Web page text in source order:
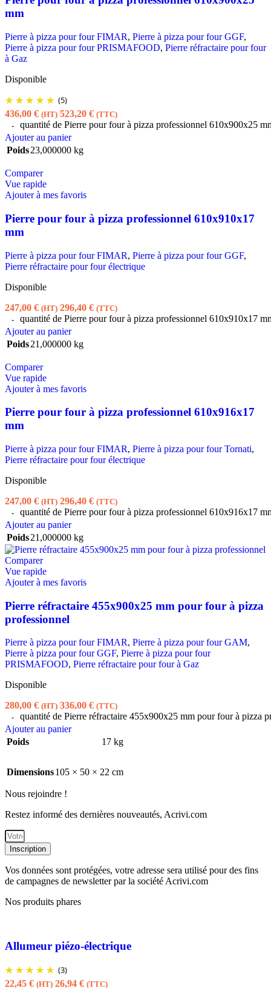
mm
Pierre à pizza pour four FIMAR, Pierre à pizza pour four GGF,
Pierre à pizza pour four PRISMAFOOD, Pierre réfractaire pour four
à Gaz
Disponible
(5)
436,00 € (HT) 523,20 € (TTC)
quantité de Pierre pour four à pizza professionnel 610x900x25
Ajouter au panier
Poids23,000000 kg
Comparer
Vue rapide
Ajouter à mes favoris
Pierre pour four à pizza professionnel 610x910x17
mm
Pierre à pizza pour four FIMAR, Pierre à pizza pour four GGF,
Pierre réfractaire pour four électrique
Disponible
247,00 € (HT) 296,40 € (TTC)
quantité de Pierre pour four à pizza professionnel 610x910x17
Ajouter au panier
Poids21,000000 kg
Comparer
Vue rapide
Ajouter à mes favoris
Pierre pour four à pizza professionnel 610x916x17
mm
Pierre à pizza pour four FIMAR, Pierre à pizza pour four Tornati,
Pierre réfractaire pour four électrique
Disponible
247,00 € (HT) 296,40 € (TTC)
quantité de Pierre pour four à pizza professionnel 610x916x17
Ajouter au panier
Poids21,000000 kg
Comparer
Vue rapide
Ajouter à mes favoris
Pierre réfractaire 455x900x25 mm pour four à pizza
professionnel
Pierre à pizza pour four FIMAR, Pierre à pizza pour four GAM,
Pierre à pizza pour four GGF, Pierre à pizza pour four
PRISMAFOOD, Pierre réfractaire pour four à Gaz
Disponible
280,00 € (HT) 336,00 € (TTC)
quantité de Pierre réfractaire 455x900x25 mm pour four à pizza
Ajouter au panier
Poids
17 kg
Dimensions105 × 50 × 22 cm
Nous rejoindre !
Restez informé des dernières nouveautés, Acrivi.com
Inscription
Vos données sont protégées, votre adresse sera utilisé pour des fins
de campagnes de newsletter par la société Acrivi.com
Nos produits phares
Allumeur piézo-électrique
(3)
22,45 € (HT) 26,94 € (TTC)